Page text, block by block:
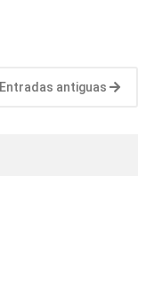
Entradas antiguas